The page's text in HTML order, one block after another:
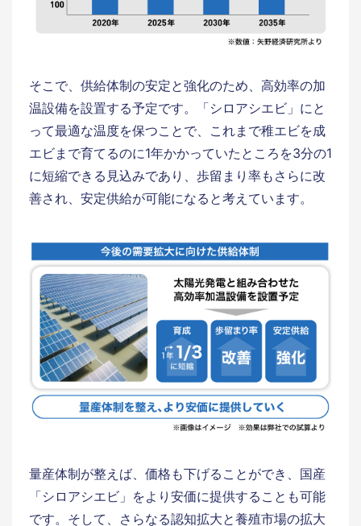
そこで、供給体制の安定と強化のため、高効率の加
温設備を設置する予定です。「シロアシエビ」にと
って最適な温度を保つことで、これまで稚エビを成
エビまで育てるのに1年かかっていたところを3分の1
に短縮できる見込みであり、歩留まり率もさらに改
善され、安定供給が可能になると考えています。
量産体制が整えば、価格も下げることができ、国産
「シロアシエビ」をより安価に提供することも可能
です。そして、さらなる認知拡大と養殖市場の拡大